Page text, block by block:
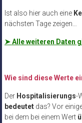
Ist also hier auch eine
nächsten Tage zeigen…
➤Alle weiteren Daten
Wie sind diese Werte
Der Hospitalisierungs-
bedeutetdas? Vor
bei dem bei einem Wert